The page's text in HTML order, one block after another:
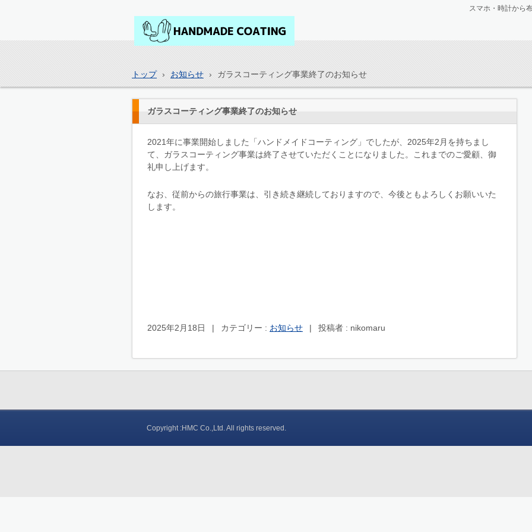
ハンドメイドコーティング上野御
徒町
スマホ・時計から
トップ › お知らせ › ガラスコーティング事業終了のお知らせ
ガラスコーティング事業終了のお知らせ
2021年に事業開始しました「ハンドメイドコーティング」でしたが、2025年2月を持ちまし
て、ガラスコーティング事業は終了させていただくことになりました。これまでのご愛顧、御
礼申し上げます。
なお、従前からの旅行事業は、引き続き継続しておりますので、今後ともよろしくお願いいた
します。
2025年2月18日 | カテゴリー : お知らせ | 投稿者 : nikomaru
Copyright :HMC Co.,Ltd. All rights reserved.